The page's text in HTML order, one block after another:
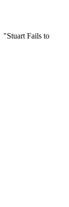
"Stuart Fails to